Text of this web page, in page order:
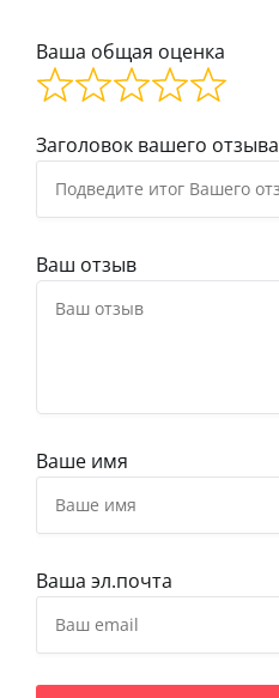
Ваша общая оценка
Заголовок вашего отзыва
Ваш отзыв
Ваше имя
Ваша эл.почта